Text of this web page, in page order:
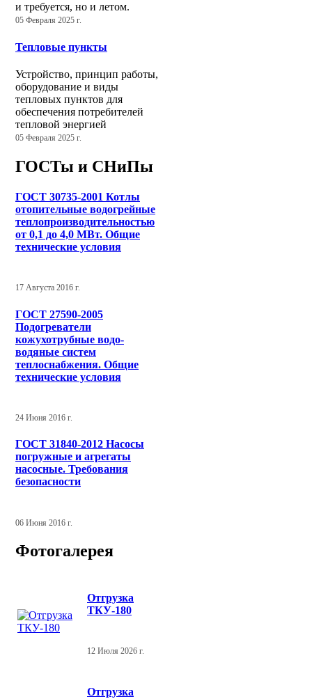
и требуется, но и летом.
05 Февраля 2025 г.
Тепловые пункты
Устройство, принцип работы,
оборудование и виды
тепловых пунктов для
обеспечения потребителей
тепловой энергией
05 Февраля 2025 г.
ГОСТы и СНиПы
ГОСТ 30735-2001 Котлы
отопительные водогрейные
теплопроизводительностью
от 0,1 до 4,0 МВт. Общие
технические условия
17 Августа 2016 г.
ГОСТ 27590-2005
Подогреватели
кожухотрубные водо-
водяные систем
теплоснабжения. Общие
технические условия
24 Июня 2016 г.
ГОСТ 31840-2012 Насосы
погружные и агрегаты
насосные. Требования
безопасности
06 Июня 2016 г.
Фотогалерея
Отгрузка
ТКУ-180
12 Июля 2026 г.
Отгрузка